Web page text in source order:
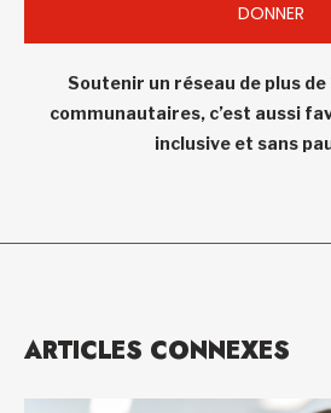
DONNER
Soutenir un réseau de plus
communautaires, c’est aussi
inclusive et sans
ARTICLES CONNEXES